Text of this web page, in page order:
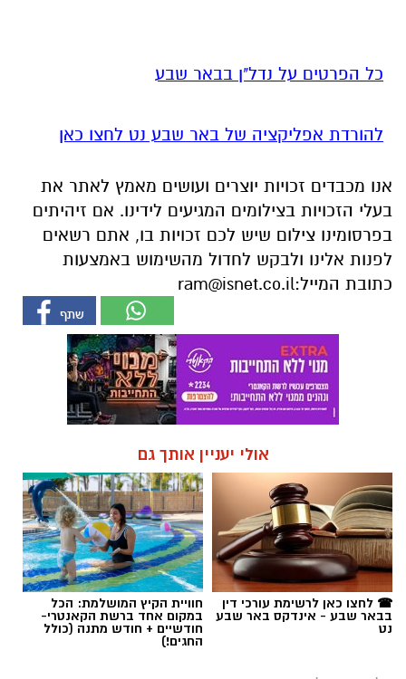
כל הפרטים על נדל"ן בבאר שבע
להורדת אפליקציה של באר שבע נט לחצו כאן
אנו מכבדים זכויות יוצרים ועושים מאמץ לאתר את
בעלי הזכויות בצילומים המגיעים לידינו. אם זיהיתים
בפרסומינו צילום שיש לכם זכויות בו, אתם רשאים
לפנות אלינו ולבקש לחדול מהשימוש באמצעות
כתובת המייל:ram@isnet.co.il
אולי יעניין אותך גם
☎ לחצו כאן לרשימת עורכי דין
בבאר שבע - אינדקס באר שבע
נט
חוויית הקיץ המושלמת: הכל
במקום אחד ברשת הקאנטרי-
חודשיים + חודש מתנה (כולל
החגים!)